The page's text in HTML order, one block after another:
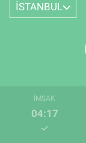
İSTANBUL
İMSAK
04:17